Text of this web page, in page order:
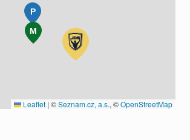
M
P
Leaflet | ©Seznam.cz, a.s., ©OpenStreetMap